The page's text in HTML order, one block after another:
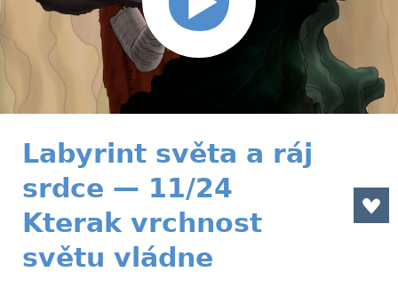
Labyrint světa a ráj
srdce — 11/24
Kterak vrchnost
světu vládne